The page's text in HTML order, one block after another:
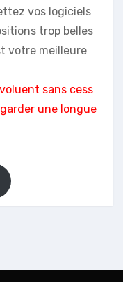
vos logiciels
trop belles
votre meilleure
sans cess
une longue